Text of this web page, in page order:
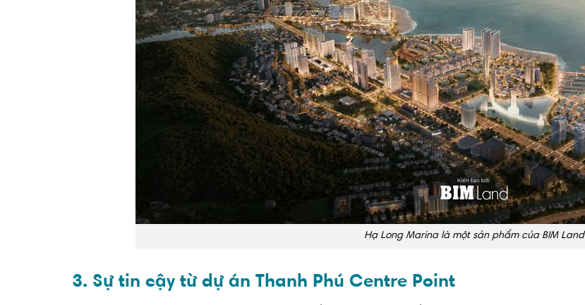
Hạ Long Marina là một sản phẩm của BIM Land
3. Sự tin cậy từ dự án Thanh Phú Centre Point